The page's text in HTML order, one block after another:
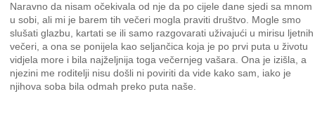
Naravno da nisam očekivala od nje da po cijele dane sjedi sa mnom
u sobi, ali mi je barem tih večeri mogla praviti društvo. Mogle smo
slušati glazbu, kartati se ili samo razgovarati uživajući u mirisu ljetnih
večeri, a ona se ponijela kao seljančica koja je po prvi puta u životu
vidjela more i bila najželjnija toga večernjeg vašara. Ona je izišla, a
njezini me roditelji nisu došli ni poviriti da vide kako sam, iako je
njihova soba bila odmah preko puta naše.